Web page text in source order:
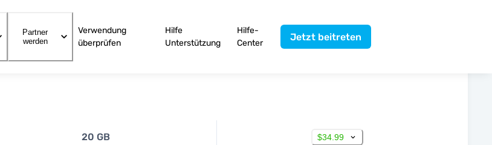
Partner
werden
Verwendung
überprüfen
Hilfe
Unterstützung
Hilfe-
Center
Jetzt beitreten
20 GB $34.99